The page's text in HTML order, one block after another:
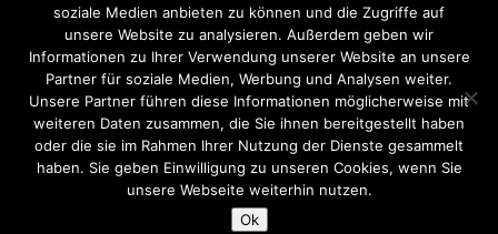
Monja Ebeert
Mobil (DE):+49 (0)170 - 498 77 55
E-Mail:monja.ebeert@targetgroup-media.de
Michael Ebeert
Mobil (DE):+49 (0)151 - 15 21 72 78
Mobil (AUT):+43 (0)676 - 920 13 20
E-Mail:michael.ebeert@targetgroup.at
soziale Medien anbieten zu können und die Zugriffe auf
unsere Website zu analysieren. Außerdem geben wir
Informationen zu Ihrer Verwendung unserer Website an unsere
Partner für soziale Medien, Werbung und Analysen weiter.
Unsere Partner führen diese Informationen möglicherweise mit
weiteren Daten zusammen, die Sie ihnen bereitgestellt haben
oder die sie im Rahmen Ihrer Nutzung der Dienste gesammelt
haben. Sie geben Einwilligung zu unseren Cookies, wenn Sie
unsere Webseite weiterhin nutzen.
Ok